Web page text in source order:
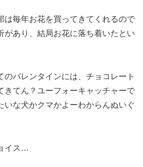
は毎年お花を買ってきてくれるので
があり、結局お花に落ち着いたとい
のバレンタインには、チョコレート
きてん？ユーフォーキャッチャーで
いな犬かクマかよーわからんぬいぐ
イス…